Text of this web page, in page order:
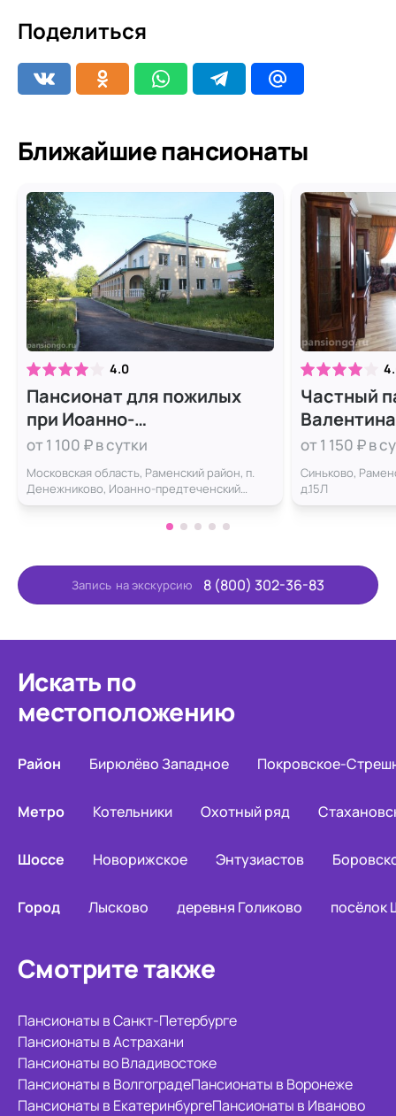
Поделиться
Ближайшие пансионаты
4.0
Пансионат для пожилых
при Иоанно-
Предтеченском монастыре
от 1 100 ₽ в сутки
Московская область, Раменский район, п.
Денежниково, Иоанно-предтеченский
монастырь д. 2
Частный
от 1 150 ₽ в
Синьково,
д.15Л
Запись на экскурсию 8 (800) 302-36-83
Искать по
местоположению
Район Бирюлёво Западное Покровское-
Метро Котельники Охотный ряд
Шоссе Новорижское Энтузиастов
Город Лысково деревня Голиково посёлок
Смотрите также
Пансионаты в Санкт-Петербурге
Пансионаты в Астрахани
Пансионаты во Владивостоке
Пансионаты в ВолгоградеПансионаты в Воронеже
Пансионаты в ЕкатеринбургеПансионаты в Иваново